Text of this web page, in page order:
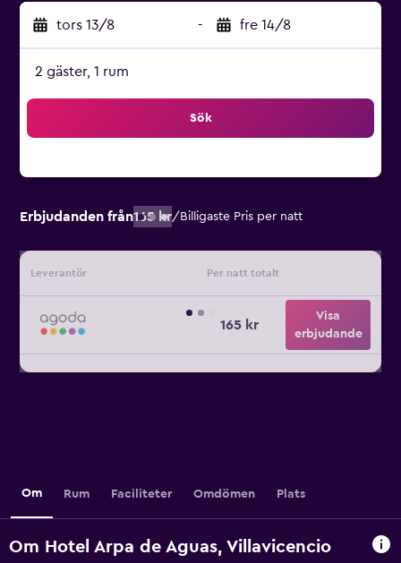
tors 13/8 - fre 14/8
2 gäster, 1 rum
Sök
Erbjudanden från165 kr/ Billigaste Pris per natt
Leverantör Per natt totalt
165 kr
Visa
erbjudande
Om Rum Faciliteter Omdömen Plats
Om Hotel Arpa de Aguas, Villavicencio